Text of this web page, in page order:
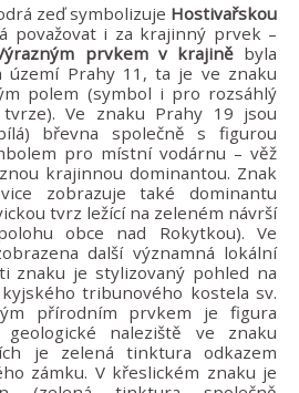
zeď symbolizuje Hostivařskou
považovat i za krajinný prvek –
prvkem v krajiněbyla
Prahy 11, ta je ve znaku
polem (symbol i pro rozsáhlý
Ve znaku Prahy 19 jsou
břevna společně s figurou
pro místní vodárnu – věž
krajinnou dominantou. Znak
zobrazuje také dominantu
tvrz ležící na zeleném návrší
obce nad Rokytkou). Ve
další významná lokální
znaku je stylizovaný pohled na
tribunového kostela sv.
přírodním prvkem je figura
naleziště ve znaku
je zelená tinktura odkazem
zámku. V křeslickém znaku je